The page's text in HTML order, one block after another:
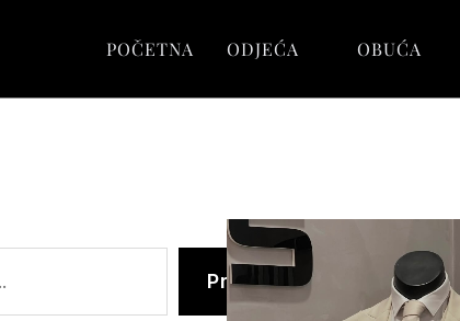
POČETNA ODJEĆA OBUĆA
Pretraga